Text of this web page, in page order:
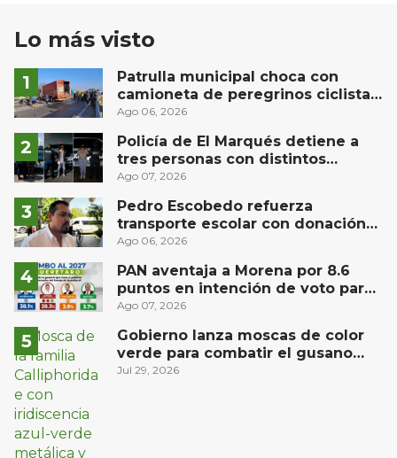
Lo más visto
Patrulla municipal choca con
camioneta de peregrinos ciclistas
en la autopista México-Querétaro
Ago 06, 2026
Policía de El Marqués detiene a
tres personas con distintos
narcóticos
Ago 07, 2026
Pedro Escobedo refuerza
transporte escolar con donación
de camión de Flecha Amarilla para
Ago 06, 2026
PAN aventaja a Morena por 8.6
puntos en intención de voto para
gubernatura de Querétaro, según
Ago 07, 2026
Gobierno lanza moscas de color
verde para combatir el gusano
barrenador: no las mates
Jul 29, 2026